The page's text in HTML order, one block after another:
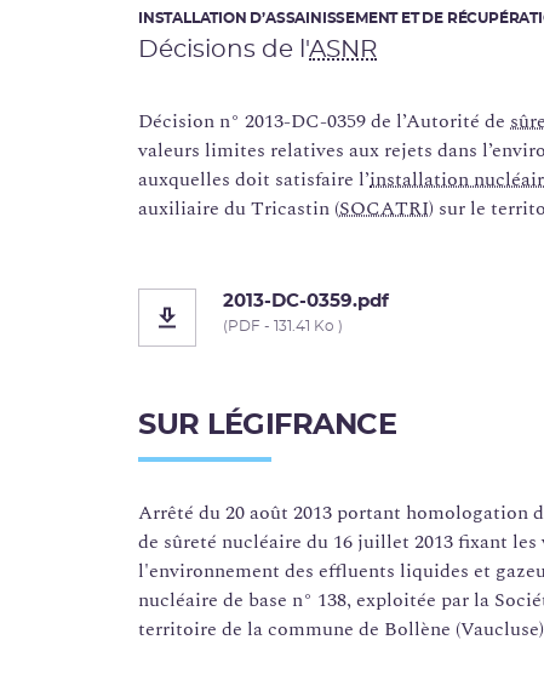
INSTALLATION D’ASSAINISSEMENT ET DE
Décisions de l'ASNR
Décision n° 2013-DC-0359 de l’Autorité de
valeurs limites relatives aux rejets dans
auxquelles doit satisfaire l’installation
auxiliaire du Tricastin (SOCATRI) sur le
2013-DC-0359.pdf
(PDF - 131.41 Ko )
SUR LÉGIFRANCE
Arrêté du 20 août 2013 portant homologation
de sûreté nucléaire du 16 juillet 2013 fixant
l'environnement des effluents liquides et
nucléaire de base n° 138, exploitée par la
territoire de la commune de Bollène (Vaucluse)